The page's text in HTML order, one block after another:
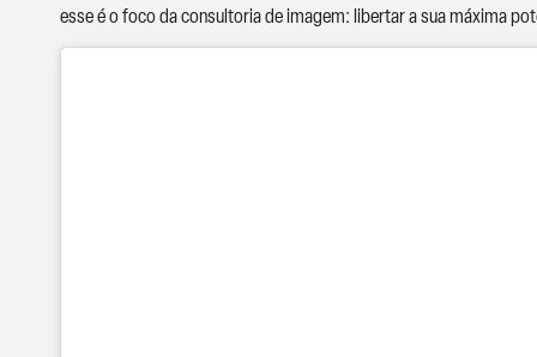
esse é o foco da consultoria de imagem: libertar a sua máxima